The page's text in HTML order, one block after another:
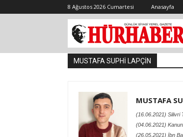
8 Ağustos 2026 Cumartesi Anasayfa
MUSTAFA SUPHİ LAPÇİN
MUSTAFA
(16.06.2021) Silivri
(04.06.2021)
(26.05.2021) İbn